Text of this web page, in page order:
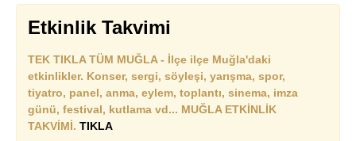
Etkinlik Takvimi
TEK TIKLA TÜM MUĞLA - İlçe ilçe Muğla'daki
etkinlikler. Konser, sergi, söyleşi, yarışma, spor,
tiyatro, panel, anma, eylem, toplantı, sinema, imza
günü, festival, kutlama vd... MUĞLA ETKİNLİK
TAKVİMİ. TIKLA